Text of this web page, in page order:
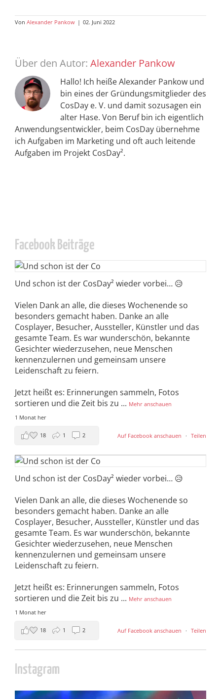
Von Alexander Pankow | 02. Juni 2022
Über den Autor: Alexander Pankow
Hallo! Ich heiße Alexander Pankow und
bin eines der Gründungsmitglieder des
CosDay e. V. und damit sozusagen ein
alter Hase. Von Beruf bin ich eigentlich
Anwendungsentwickler, beim CosDay übernehme
ich Aufgaben im Marketing und oft auch leitende
Aufgaben im Projekt CosDay².
Facebook Beiträge
Und schon ist der CosDay² wieder vorbei… 😥
Vielen Dank an alle, die dieses Wochenende so
besonders gemacht haben. Danke an alle
Cosplayer, Besucher, Aussteller, Künstler und das
gesamte Team. Es war wunderschön, bekannte
Gesichter wiederzusehen, neue Menschen
kennenzulernen und gemeinsam unsere
Leidenschaft zu feiern.
Jetzt heißt es: Erinnerungen sammeln, Fotos
sortieren und die Zeit bis zu ... Mehr anschauen
1 Monat her
Auf Facebook anschauen · Teilen
18 1 2
Und schon ist der CosDay² wieder vorbei… 😥
Vielen Dank an alle, die dieses Wochenende so
besonders gemacht haben. Danke an alle
Cosplayer, Besucher, Aussteller, Künstler und das
gesamte Team. Es war wunderschön, bekannte
Gesichter wiederzusehen, neue Menschen
kennenzulernen und gemeinsam unsere
Leidenschaft zu feiern.
Jetzt heißt es: Erinnerungen sammeln, Fotos
sortieren und die Zeit bis zu ... Mehr anschauen
1 Monat her
Auf Facebook anschauen · Teilen
18 1 2
Instagram